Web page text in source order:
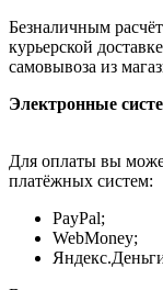
Безналичным
курьерской
самовывоза из
Электронные
Для оплаты вы
платёжных систем:
PayPal;
WebMoney;